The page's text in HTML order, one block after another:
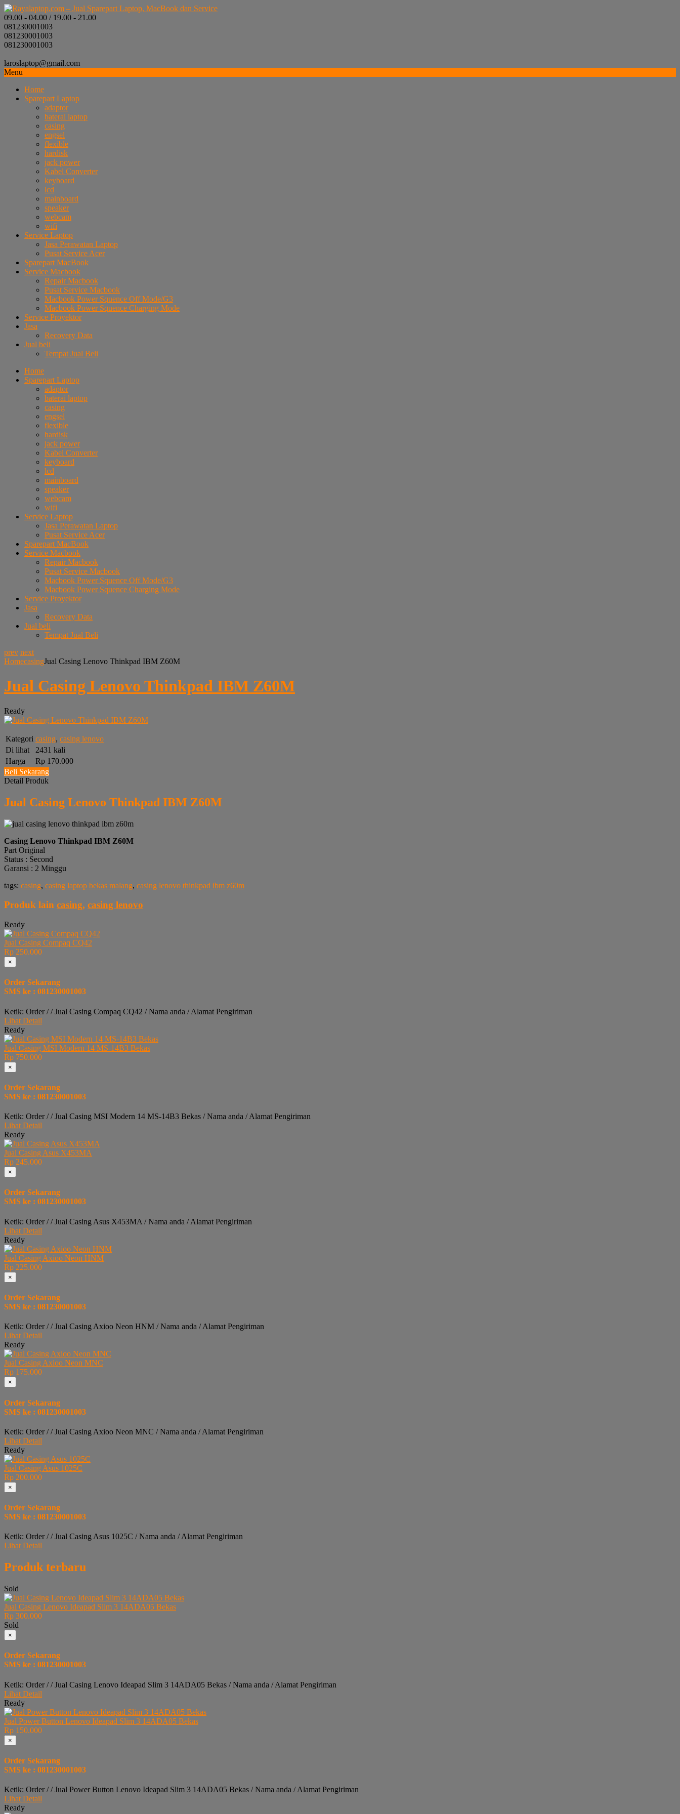
09.00 - 04.00 / 19.00 - 21.00
081230001003
081230001003
081230001003
laroslaptop@gmail.com
Menu
Home
Sparepart Laptop
adaptor
baterai laptop
casing
engsel
flexible
hardisk
jack power
Kabel Converter
keyboard
lcd
mainboard
speaker
webcam
wifi
Service Laptop
Jasa Perawatan Laptop
Pusat Service Acer
Sparepart MacBook
Service Macbook
Repair Macbook
Pusat Service Macbook
Macbook Power Squence Off Mode/G3
Macbook Power Squence Charging Mode
Service Proyektor
Jasa
Recovery Data
Jual beli
Tempat Jual Beli
Home
Sparepart Laptop
adaptor
baterai laptop
casing
engsel
flexible
hardisk
jack power
Kabel Converter
keyboard
lcd
mainboard
speaker
webcam
wifi
Service Laptop
Jasa Perawatan Laptop
Pusat Service Acer
Sparepart MacBook
Service Macbook
Repair Macbook
Pusat Service Macbook
Macbook Power Squence Off Mode/G3
Macbook Power Squence Charging Mode
Service Proyektor
Jasa
Recovery Data
Jual beli
Tempat Jual Beli
prev next
HomecasingJual Casing Lenovo Thinkpad IBM Z60M
Jual Casing Lenovo Thinkpad IBM Z60M
Ready
Kategori casing, casing lenovo
Di lihat
2431 kali
Harga
Rp 170.000
Beli Sekarang
Detail Produk
Jual Casing Lenovo Thinkpad IBM Z60M
Casing Lenovo Thinkpad IBM Z60M
Part Original
Status : Second
Garansi : 2 Minggu
tags: casing, casing laptop bekas malang, casing lenovo thinkpad ibm z60m
Produk lain casing, casing lenovo
Ready
Jual Casing Compaq CQ42
Rp 250.000
×
Order Sekarang
SMS ke : 081230001003
Ketik: Order / / Jual Casing Compaq CQ42 / Nama anda / Alamat Pengiriman
Lihat Detail
Ready
Jual Casing MSI Modern 14 MS-14B3 Bekas
Rp 750.000
×
Order Sekarang
SMS ke : 081230001003
Ketik: Order / / Jual Casing MSI Modern 14 MS-14B3 Bekas / Nama anda / Alamat Pengiriman
Lihat Detail
Ready
Jual Casing Asus X453MA
Rp 245.000
×
Order Sekarang
SMS ke : 081230001003
Ketik: Order / / Jual Casing Asus X453MA / Nama anda / Alamat Pengiriman
Lihat Detail
Ready
Jual Casing Axioo Neon HNM
Rp 225.000
×
Order Sekarang
SMS ke : 081230001003
Ketik: Order / / Jual Casing Axioo Neon HNM / Nama anda / Alamat Pengiriman
Lihat Detail
Ready
Jual Casing Axioo Neon MNC
Rp 175.000
×
Order Sekarang
SMS ke : 081230001003
Ketik: Order / / Jual Casing Axioo Neon MNC / Nama anda / Alamat Pengiriman
Lihat Detail
Ready
Jual Casing Asus 1025C
Rp 200.000
×
Order Sekarang
SMS ke : 081230001003
Ketik: Order / / Jual Casing Asus 1025C / Nama anda / Alamat Pengiriman
Lihat Detail
Produk terbaru
Sold
Jual Casing Lenovo Ideapad Slim 3 14ADA05 Bekas
Rp 300.000
Sold
×
Order Sekarang
SMS ke : 081230001003
Ketik: Order / / Jual Casing Lenovo Ideapad Slim 3 14ADA05 Bekas / Nama anda / Alamat Pengiriman
Lihat Detail
Ready
Jual Power Button Lenovo Ideapad Slim 3 14ADA05 Bekas
Rp 150.000
×
Order Sekarang
SMS ke : 081230001003
Ketik: Order / / Jual Power Button Lenovo Ideapad Slim 3 14ADA05 Bekas / Nama anda / Alamat Pengiriman
Lihat Detail
Ready